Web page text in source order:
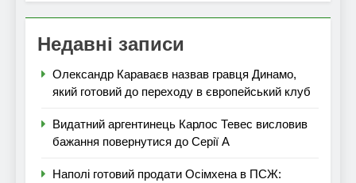
Недавні записи
Олександр Караваєв назвав гравця Динамо,
який готовий до переходу в європейський клуб
Видатний аргентинець Карлос Тевес висловив
бажання повернутися до Серії А
Наполі готовий продати Осімхена в ПСЖ: